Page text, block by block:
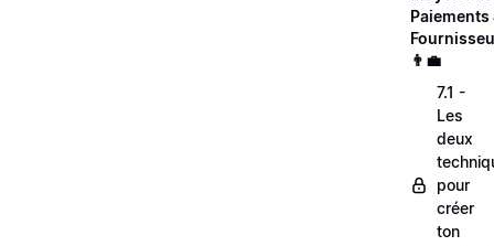
Paiements
👨‍💼
7.1 -
Les
deux
pour
créer
ton